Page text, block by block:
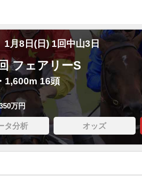
1月8日(日) 1回中山3日
フェアリーS
1,600m 16頭
万円
タ分析 オッズ